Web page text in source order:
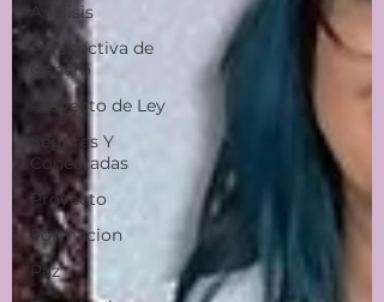
Análisis
Perspectiva de
Género
Proyecto de Ley
Seguras Y
Conectadas
Proyecto
Formacion
Paz